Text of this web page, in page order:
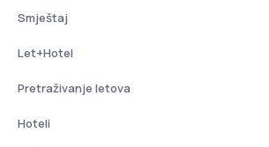
Smještaj
Let+Hotel
Pretraživanje letova
Hoteli